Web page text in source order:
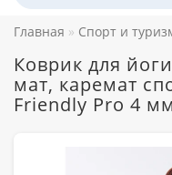
Главная Спорт и
Коврик для
мат, каремат
Friendly Pro 4